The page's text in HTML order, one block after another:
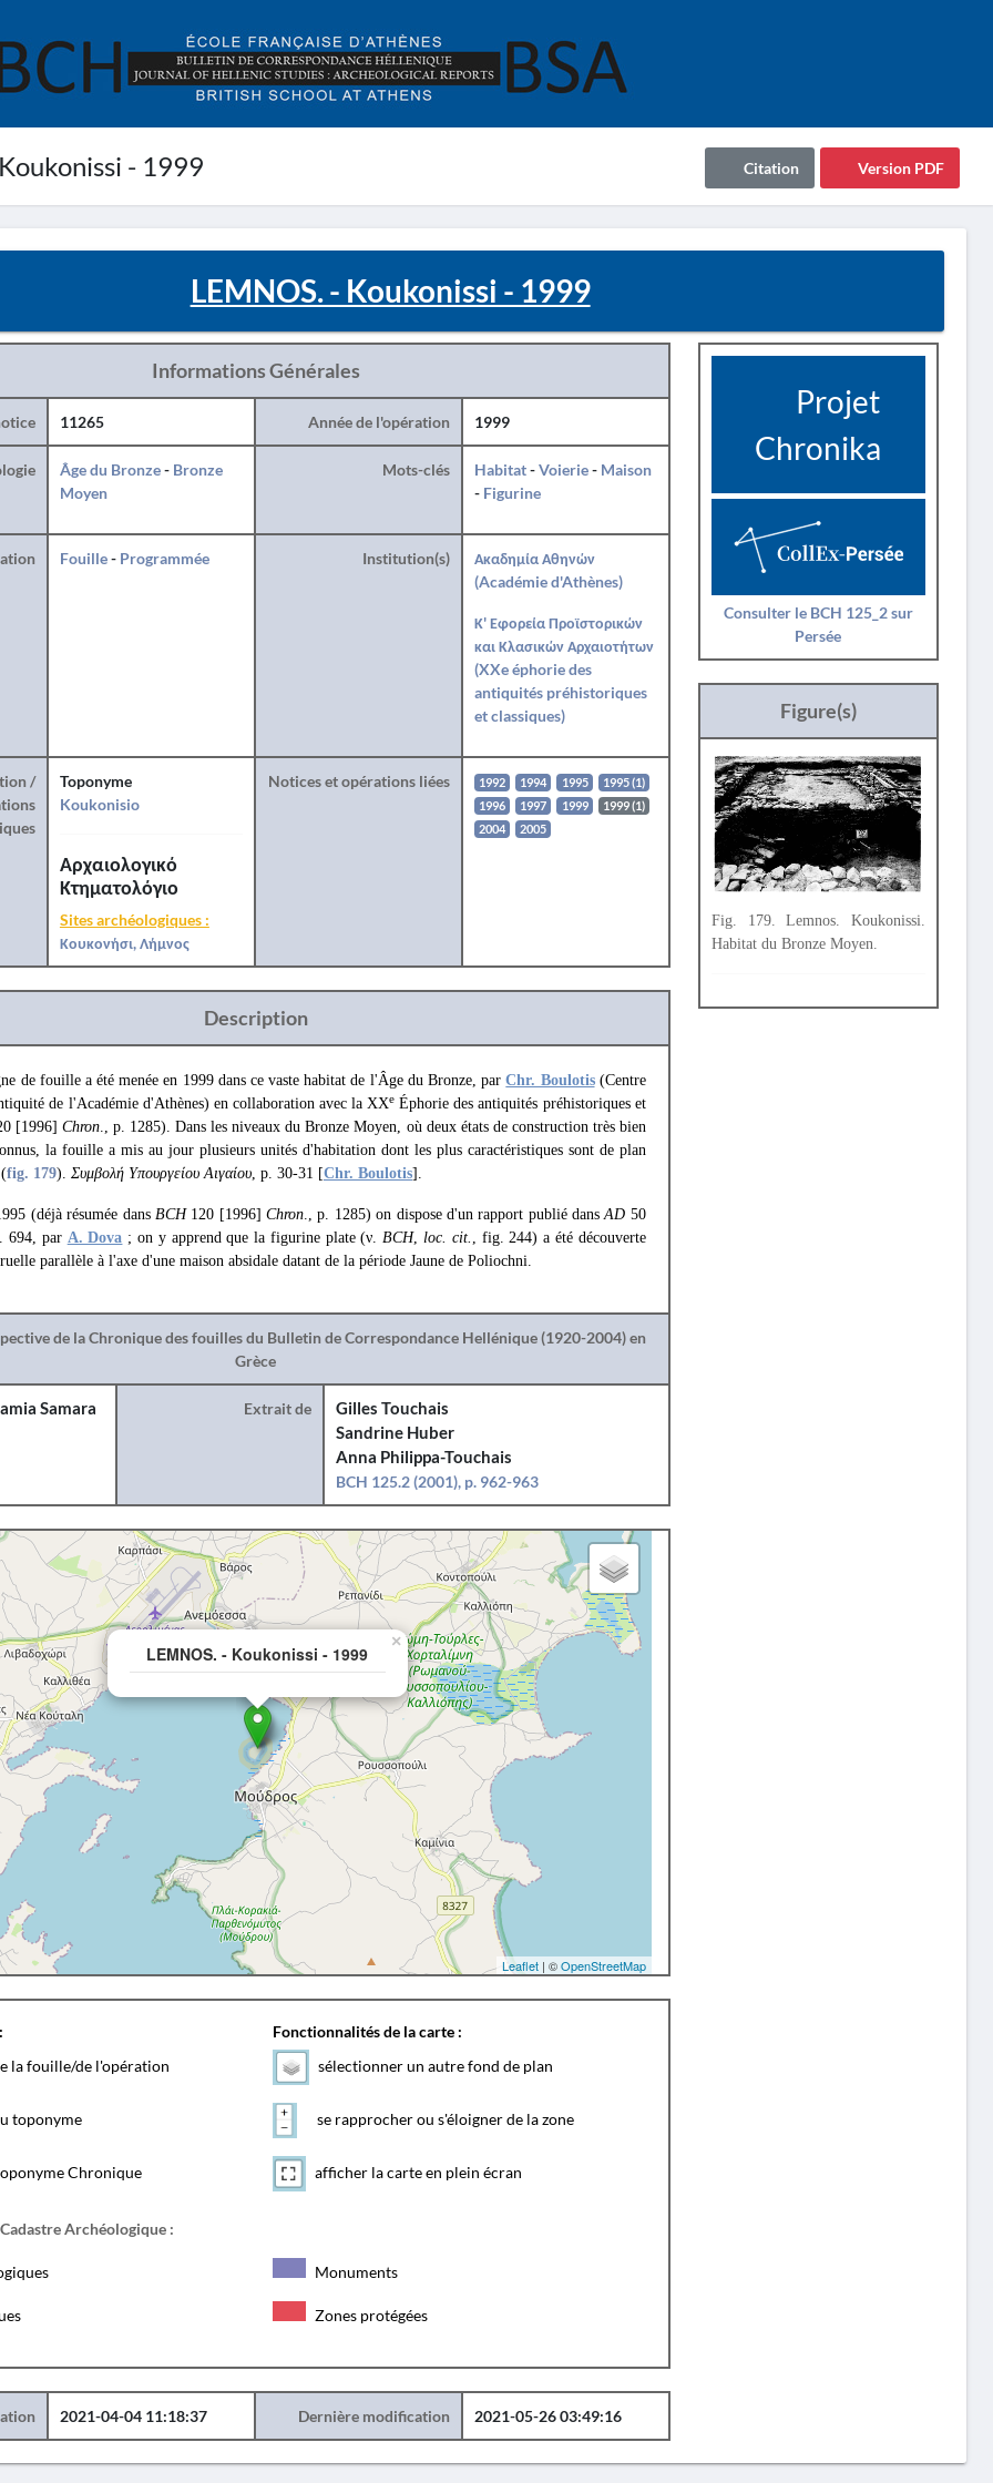
- 1999 Version PDF
Citation
LEMNOS. - Koukonissi - 1999
Informations Générales
11265 Année de l'opération 1999
Âge du Bronze- Bronze
Moyen
Mots-clés Habitat-Voierie- Maison
- Figurine
Fouille- Programmée Institution(s)
Ακαδημία Αθηνών
(Académie d'Athènes)
Κ' Εφορεία Προϊστορικών
και Κλασικών Αρχαιοτήτων
(XXe éphorie des
antiquités préhistoriques
et classiques)
/
Toponyme
Koukonisio
Αρχαιολογικό
Κτηματολόγιο
Sites archéologiques :
Κουκονήσι, Λήμνος
Notices et opérations liées 1992 1994 1995
1995 (1)
1996
1997 1999
1999 (1)
2004
2005
Description
de fouille a été menée en 1999 dans ce vaste habitat de l'Âge du Bronze, parChr. Boulotis(Centre
de l'Académie d'Athènes) en collaboration avec la XXe Éphorie des antiquités préhistoriques et
[1996]Chron., p. 1285). Dans les niveaux du Bronze Moyen, où deux états de construction très bien
la fouille a mis au jour plusieurs unités d'habitation dont les plus caractéristiques sont de plan
fig. 179). Συμβολή Υπουργείου Αιγαίου, p. 30-31 [Chr. Boulotis].
(déjà résumée dans BCH 120 [1996]Chron., p. 1285) on dispose d'un rapport publié dansAD 50
694, par A. Dova ; on y apprend que la figurine plate (ν.BCH,loc. cit. , fig. 244) a été découverte
parallèle à l'axe d'une maison absidale datant de la période Jaune de Poliochni.
de la Chronique des fouilles du Bulletin de Correspondance Hellénique (1920-2004) en
Grèce
Samara Extrait de
Gilles Touchais
Sandrine Huber
Anna Philippa-Touchais
BCH 125.2 (2001), p. 962-963
LEMNOS. - Koukonissi - 1999
×
Leaflet| ©OpenStreetMap
la fouille/de l'opération
toponyme
Chronique
Fonctionnalités de la carte :
sélectionner un autre fond de plan
se rapprocher ou s'éloigner de la zone
afficher la carte en plein écran
Archéologique :
Monuments
Zones protégées
2021-04-04 11:18:37 Dernière modification 2021-05-26 03:49:16
Projet
Chronika
Consulter le BCH 125_2 sur
Persée
Figure(s)
Fig. 179. Lemnos. Koukonissi.
Habitat du Bronze Moyen.